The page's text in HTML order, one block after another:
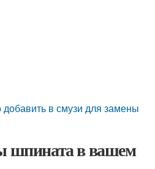
в смузи для замены
шпината в вашем